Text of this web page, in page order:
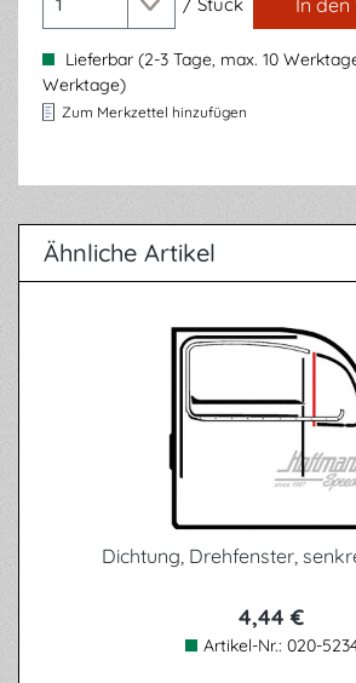
In
Lieferbar (2-3 Tage, max. 10
Werktage)
Zum Merkzettel hinzufügen
Ähnliche Artikel
Produktgalerie überspringen
Dichtung, Drehfenster,
4,44 €
Artikel-Nr.: 020-